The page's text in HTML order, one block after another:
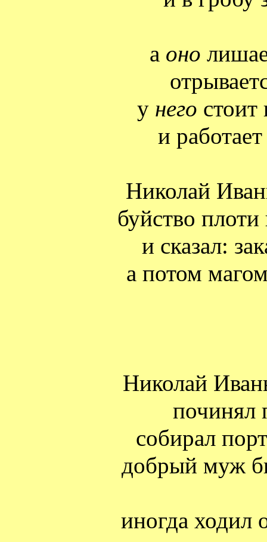
а оно
у него стоит
и
Николай
буйство плоти
и сказал:
а потом
Николай
починял
собирал
добрый муж
иногда